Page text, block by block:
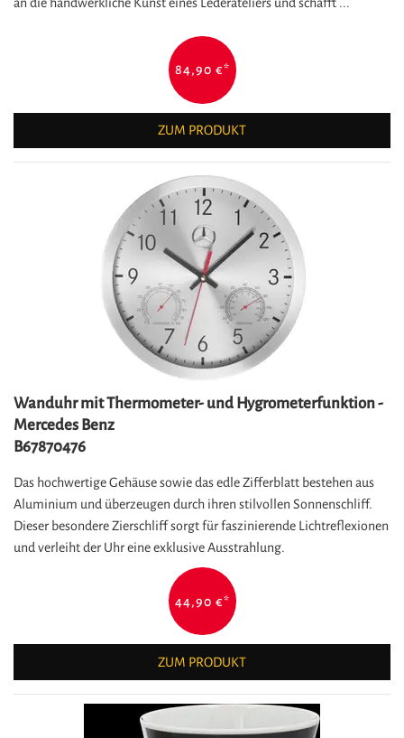
84,90 €*
ZUM PRODUKT
Wanduhr mit Thermometer- und Hygrometerfunktion -
Mercedes Benz
B67870476
Das hochwertige Gehäuse sowie das edle Zifferblatt bestehen aus
Aluminium und überzeugen durch ihren stilvollen Sonnenschliff.
Dieser besondere Zierschliff sorgt für faszinierende Lichtreflexionen
und verleiht der Uhr eine exklusive Ausstrahlung.
44,90 €*
ZUM PRODUKT